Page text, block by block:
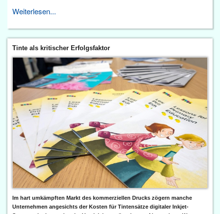
Weiterlesen...
Tinte als kritischer Erfolgsfaktor
Im hart umkämpften Markt des kommerziellen Drucks zögern manche
Unternehmen angesichts der Kosten für Tintensätze digitaler Inkjet-